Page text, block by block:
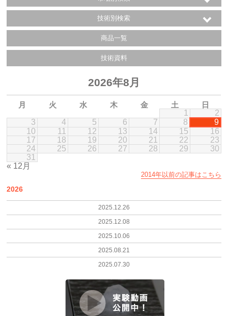
技術別検索
商品一覧
技術資料
2026年8月
月 火 水 木 金 土
日
1
2
3
4 5 6 7 8
9
10
11 12 13 14 15
16
17
18 19 20 21 22
23
24
25 26 27 28 29
30
31
« 12月
2014年以前の記事はこちら
2026
2025.12.26
2025.12.08
2025.10.06
2025.08.21
2025.07.30